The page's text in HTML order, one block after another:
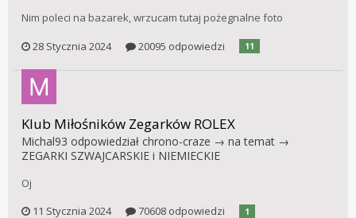
Nim poleci na bazarek, wrzucam tutaj pożegnalne foto
28 Stycznia 2024
20095 odpowiedzi 11
Klub Miłośników Zegarków ROLEX
Michal93 odpowiedział chrono-craze → na temat →
ZEGARKI SZWAJCARSKIE i NIEMIECKIE
Oj
11 Stycznia 2024
70608 odpowiedzi 1